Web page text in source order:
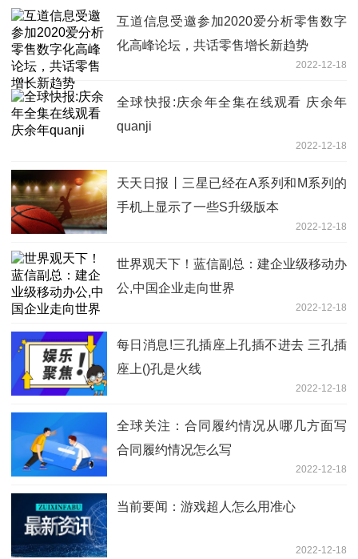
互道信息受邀参加2020爱分析零售数字
化高峰论坛，共话零售增长新趋势
2022-12-18
全球快报:庆余年全集在线观看 庆余年
quanji
2022-12-18
天天日报丨三星已经在A系列和M系列的
手机上显示了一些S升级版本
2022-12-18
世界观天下！蓝信副总：建企业级移动办
公,中国企业走向世界
2022-12-18
每日消息!三孔插座上孔插不进去 三孔插
座上()孔是火线
2022-12-18
全球关注：合同履约情况从哪几方面写
合同履约情况怎么写
2022-12-18
当前要闻：游戏超人怎么用准心
2022-12-18